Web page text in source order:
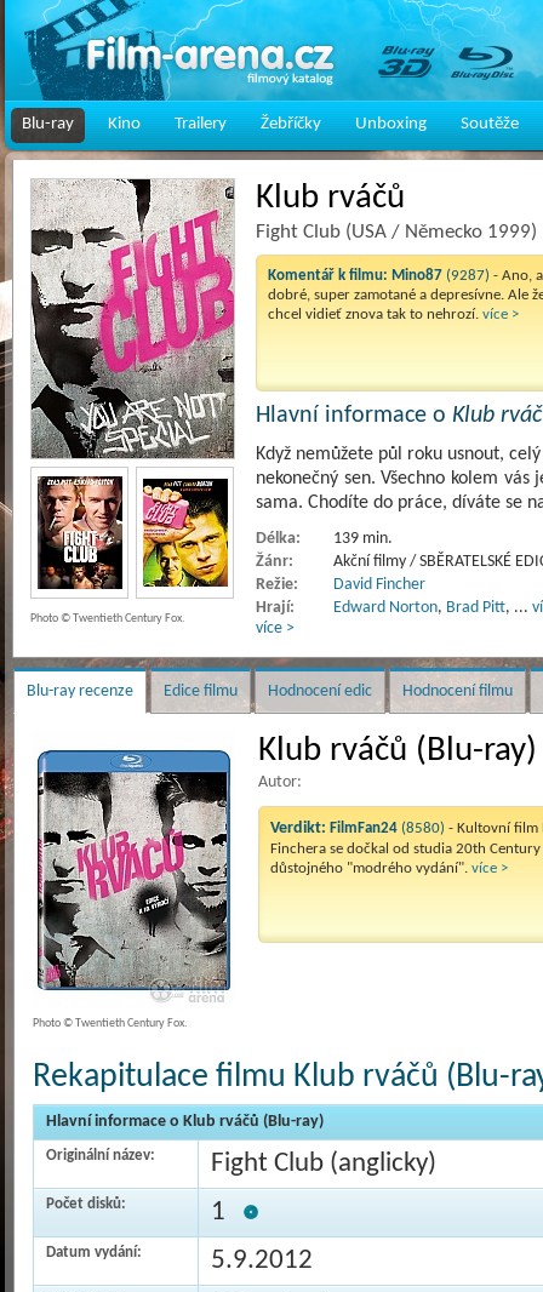
Blu-ray Kino Trailery Žebříčky Unboxing Soutěže
Klub rváčů
Fight Club (USA / Německo 1999)
Komentář k filmu: Mino87 (9287) - Ano,
dobré, super zamotané a depresívne. Ale
chcel vidieť znova tak to nehrozí. více >
Hlavní informace o Klub
Když nemůžete půl roku usnout,
nekonečný sen. Všechno kolem
sama. Chodíte do práce, díváte se
Délka:
139 min.
Žánr:
Akční filmy / SBĚRATELSKÉ
Režie:
David Fincher
Hrají:
Edward Norton, Brad Pitt, ...
více >
Photo © Twentieth Century Fox.
Blu-ray recenze Edice filmu Hodnocení edic Hodnocení filmu
Klub rváčů (Blu-ray)
Autor:
Verdikt: FilmFan24 (8580) - Kultovní film
Finchera se dočkal od studia 20th Century
důstojného "modrého vydání". více >
Photo © Twentieth Century Fox.
Rekapitulace filmu Klub rváčů (Blu-
Hlavní informace o Klub rváčů (Blu-ray)
Originální název: Fight Club (anglicky)
Počet disků: 1
Datum vydání: 5.9.2012